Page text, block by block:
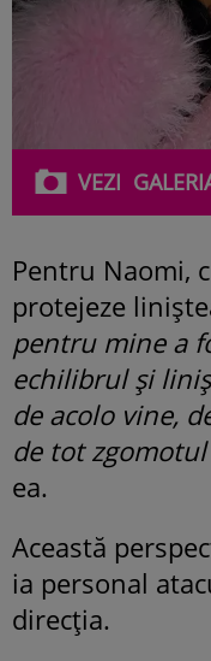
VEZI
Pentru Naomi,
protejeze
pentru mine a
echilibrul și
de acolo vine,
de tot
ea.
Această
ia personal
direcția.